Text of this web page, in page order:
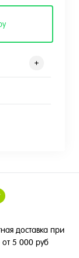
доставка при
от 5 000 руб